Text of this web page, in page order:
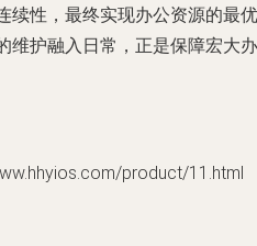
续性，最终实现办公资源的最优
维护融入日常，正是保障宏大办
product/11.html